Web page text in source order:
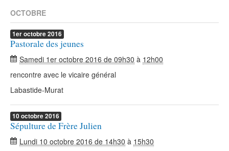
OCTOBRE
1eroctobre2016
Pastorale des jeunes
Samedi 1er octobre 2016 de 09h30 à 12h00
rencontre avec le vicaire général
Labastide-Murat
10 octobre2016
Sépulture de Frère Julien
Lundi 10 octobre 2016 de 14h30 à 15h30